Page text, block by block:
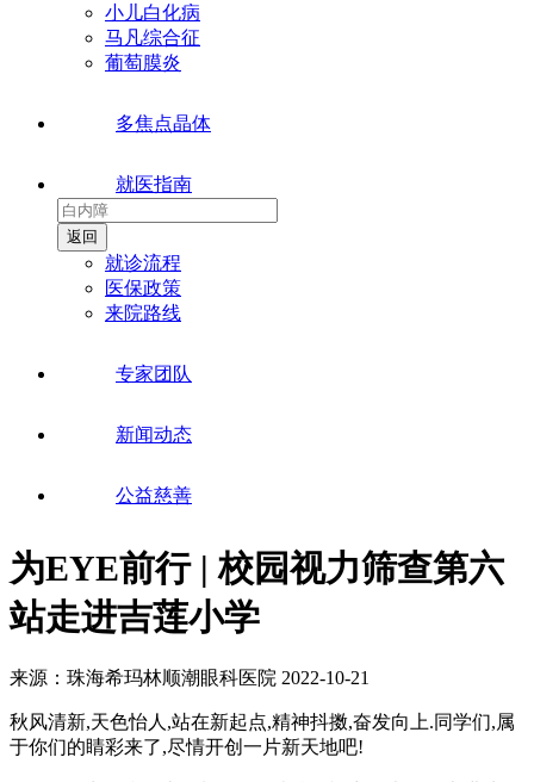
小儿白化病
马凡综合征
葡萄膜炎
多焦点晶体
就医指南
就诊流程
医保政策
来院路线
专家团队
新闻动态
公益慈善
为EYE前行 | 校园视力筛查第六
站走进吉莲小学
来源：珠海希玛林顺潮眼科医院 2022-10-21
秋风清新,天色怡人,站在新起点,精神抖擞,奋发向上.同学们,属
于你们的睛彩来了,尽情开创一片新天地吧!